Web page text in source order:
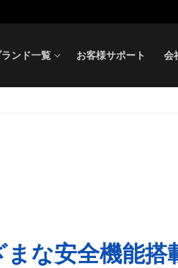
ランド一覧 お客様サポート 会
な安全機能搭